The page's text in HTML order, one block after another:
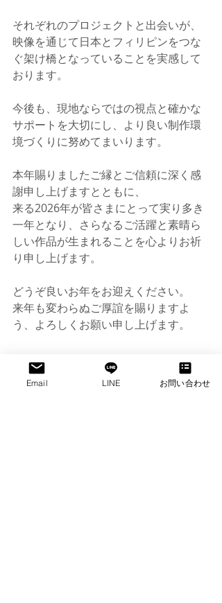
それぞれのプロジェクトと出会いが、
映像を通じて日本とフィリピンをつな
ぐ架け橋となっていることを実感して
おります。
今後も、現地ならではの視点と確かな
サポートを大切にし、より良い制作環
境づくりに努めてまいります。
本年賜りましたご縁とご信頼に深く感
謝申し上げますとともに、
来る2026年が皆さまにとって実り多き
一年となり、さらなるご活躍と素晴ら
しい作品が生まれることを心よりお祈
り申し上げます。
どうぞ良いお年をお迎えください。
来年も変わらぬご厚誼を賜りますよ
う、よろしくお願い申し上げます。
Email LINE お問い合わせ